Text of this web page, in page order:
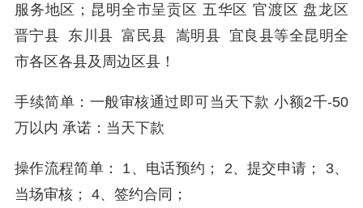
服务地区；昆明全市呈贡区 五华区 官渡区 盘龙区
晋宁县 东川县 富民县 嵩明县 宜良县等全昆明全
市各区各县及周边区县！
手续简单：一般审核通过即可当天下款 小额2千-50
万以内 承诺：当天下款
操作流程简单： 1、电话预约； 2、提交申请； 3、
当场审核； 4、签约合同；